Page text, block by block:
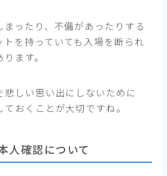
ったり、不備があったりする
トを持っていても入場を断られ
ます。
しい思い出にしないために
おくことが大切ですね。
人確認について